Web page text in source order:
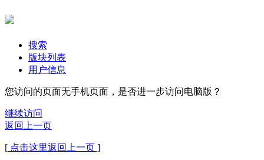
搜索
版块列表
用户信息
您访问的页面无手机页面，是否进一步访问电脑版？
继续访问
返回上一页
[ 点击这里返回上一页 ]